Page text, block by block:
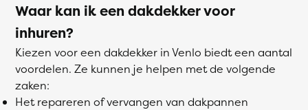
Waar kan ik een dakdekker voor
inhuren?
Kiezen voor een dakdekker in Venlo biedt een aantal
voordelen. Ze kunnen je helpen met de volgende
zaken:
Het repareren of vervangen van dakpannen